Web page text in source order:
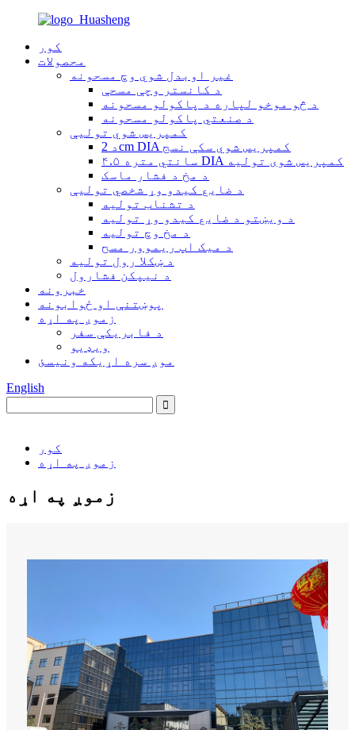
کور
محصولات
غیر اوبدل شوي وچ مسحونه
د کانستر وچې مسحې
د څو موخو لپاره د پاکولو مسحونه
د صنعتي پاکولو مسحونه
کمپریس شوي تولیې
د 2cm DIA کمپریس شوي سکې نسج
۴.۵ سانتي متره DIA کمپریس شوی تولیه
د مخ د فشار ماسک
د ضایع کیدو وړ شخصي تولیې
د تشناب تولیه
د ویښتو د ضایع کیدو وړ تولیه
د مخ وچ تولیه
د میک اپ ریموور مسح
د ښکلا رول تولیه
د نیپکن فشارول
خبرونه
پوښتنې او ځوابونه
زموږ په اړه
د فابریکې سفر
ویډیو
موږ سره اړیکه ونیسئ
English
کور
زموږ په اړه
زموږ په اړه